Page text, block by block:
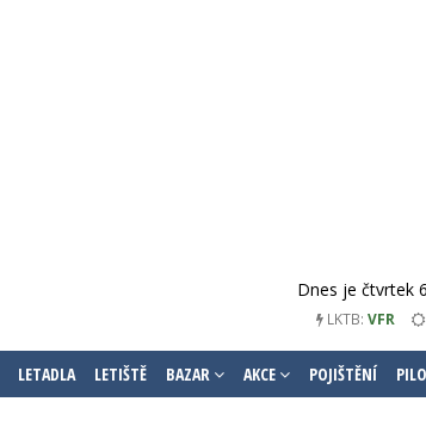
Dnes je čtvrtek
LKTB: VFR
LETADLA LETIŠTĚ BAZAR AKCE POJIŠTĚNÍ